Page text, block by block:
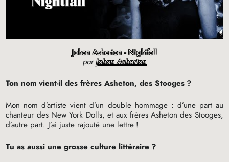
Johan Asherton - Nightfall
parJohan Asherton
Ton nom vient-il des frères Asheton, des Stooges ?
Mon nom d’artiste vient d’un double hommage : d’une part au
chanteur des New York Dolls, et aux frères Asheton des Stooges,
d’autre part. J’ai juste rajouté une lettre !
Tu as aussi une grosse culture littéraire ?